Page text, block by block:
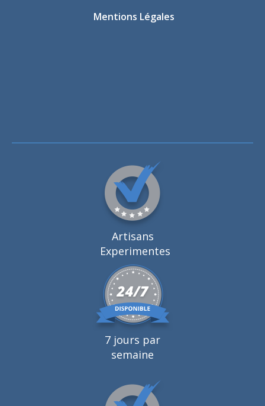
Mentions Légales
Artisans
Experimentes
7 jours par
semaine